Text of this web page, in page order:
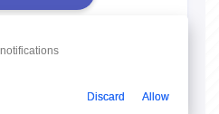
- Некуда бежать, и
(длина: 3:27, качество: 320
Discard Allow